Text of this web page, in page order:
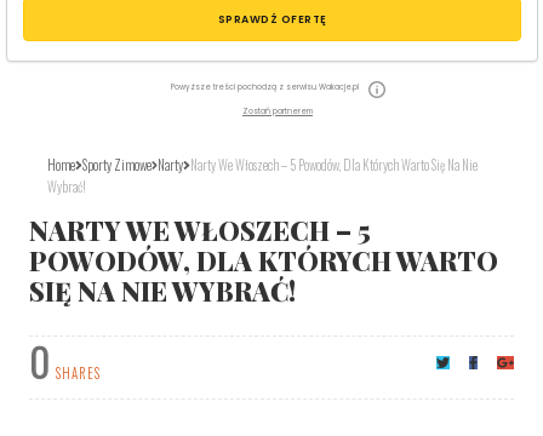
SPRAWDŹ OFERTĘ
Powyższe treści pochodzą z serwisu Wakacje.pl
Zostań partnerem
Home Sporty Zimowe Narty Narty We Włoszech – 5 Powodów, Dla Których Warto Się Na Nie
Wybrać!
NARTY WE WŁOSZECH – 5
POWODÓW, DLA KTÓRYCH WARTO
SIĘ NA NIE WYBRAĆ!
0 SHARES